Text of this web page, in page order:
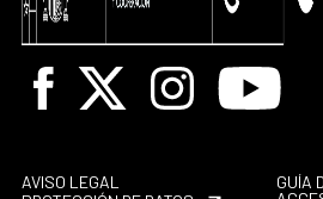
Facebook
X InstagramYoutube
AVISO LEGAL
GUÍA